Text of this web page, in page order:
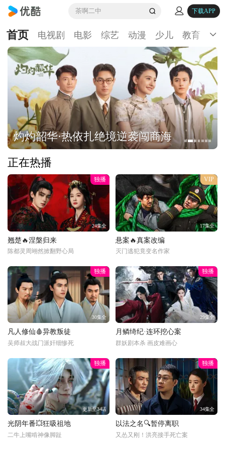
茶啊二中 下载APP
首页 电视剧 电影 综艺 动漫 少儿 教育 生
灼灼韶华·热依扎绝境逆袭闯商海
正在热播
独播
24集全
翘楚🔥涅槃归来
陈都灵周翊然掀翻野心局
VIP
17集全
悬案🔥真案改编
灭门逃犯竟变名作家
独播
30集全
凡人修仙🩸异教叛徒
吴师叔大战门派奸细惨死
独播
29集全
月鳞绮纪·连环挖心案
群妖剧本杀 画皮难画心
独播
更新至34话
光阴年番💥狂吸祖地
二牛上嘴啃神像脚趾
独播
34集全
以法之名🔍暂停离职
又怂又刚！洪亮接手死亡案